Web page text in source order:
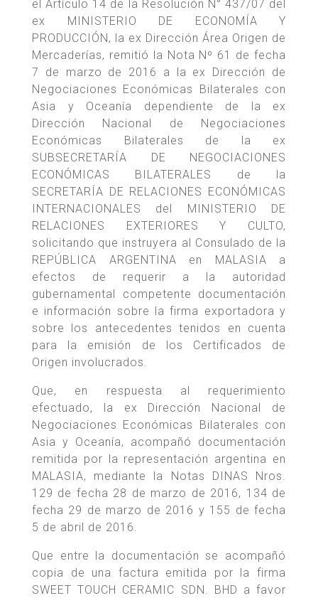
el Artículo 14 de la Resolución N° 437/07 del
ex MINISTERIO DE ECONOMÍA Y
PRODUCCIÓN, la ex Dirección Área Origen de
Mercaderías, remitió la Nota Nº 61 de fecha
7 de marzo de 2016 a la ex Dirección de
Negociaciones Económicas Bilaterales con
Asia y Oceanía dependiente de la ex
Dirección Nacional de Negociaciones
Económicas Bilaterales de la ex
SUBSECRETARÍA DE NEGOCIACIONES
ECONÓMICAS BILATERALES de la
SECRETARÍA DE RELACIONES ECONÓMICAS
INTERNACIONALES del MINISTERIO DE
RELACIONES EXTERIORES Y CULTO,
solicitando que instruyera al Consulado de la
REPÚBLICA ARGENTINA en MALASIA a
efectos de requerir a la autoridad
gubernamental competente documentación
e información sobre la firma exportadora y
sobre los antecedentes tenidos en cuenta
para la emisión de los Certificados de
Origen involucrados.
Que, en respuesta al requerimiento
efectuado, la ex Dirección Nacional de
Negociaciones Económicas Bilaterales con
Asia y Oceanía, acompañó documentación
remitida por la representación argentina en
MALASIA, mediante la Notas DINAS Nros.
129 de fecha 28 de marzo de 2016, 134 de
fecha 29 de marzo de 2016 y 155 de fecha
5 de abril de 2016.
Que entre la documentación se acompañó
copia de una factura emitida por la firma
SWEET TOUCH CERAMIC SDN. BHD a favor